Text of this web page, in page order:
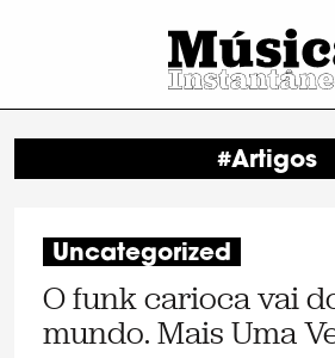
#Artigos
Uncategorized
O funk carioca vai
mundo. Mais Uma